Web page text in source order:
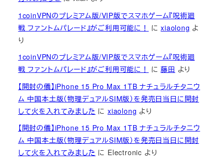
1coinVPNのプレミアム版/VIP版でスマホゲーム『呪術廻
戦 ファントムパレード』がご利用可能に！
にxiaolong よ
り
1coinVPNのプレミアム版/VIP版でスマホゲーム『呪術廻
戦 ファントムパレード』がご利用可能に！
に藤田 より
【開封の儀】iPhone 15 Pro Max 1TB ナチュラルチタニウ
ム 中国本土版（物理デュアルSIM版）を発売日当日に開封
して火を入れてみました にxiaolong より
【開封の儀】iPhone 15 Pro Max 1TB ナチュラルチタニウ
ム 中国本土版（物理デュアルSIM版）を発売日当日に開封
して火を入れてみました に Electronic より